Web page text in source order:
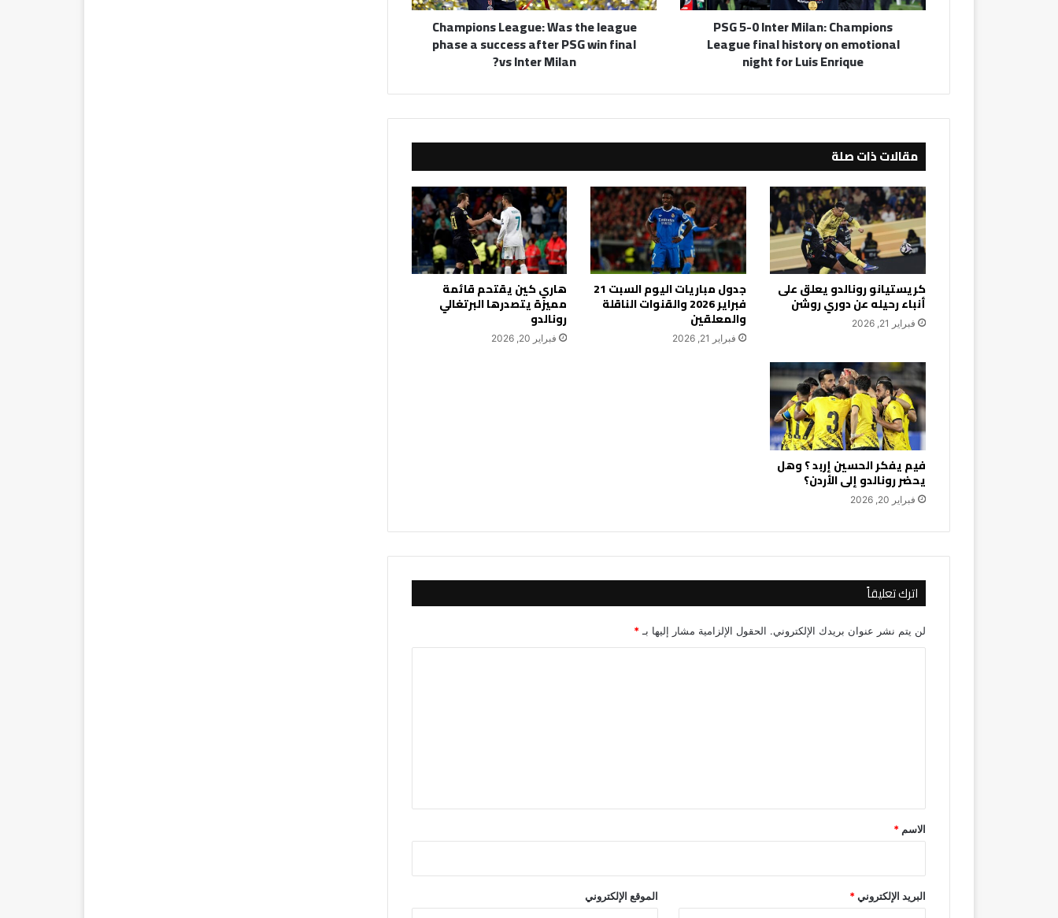
history
emotional
PSG 5-0 Inter Milan: Champions
League final history on emotional
night for Luis Enrique
after
Champions League: Was the league
phase a success after PSG win final
vs Inter Milan?
مقالات ذات صلة
كريستيانو رونالدو يعلق على
أنباء رحيله عن دوري روشن
فبراير 21, 2026
جدول مباريات اليوم السبت 21
فبراير 2026 والقنوات الناقلة
والمعلقين
فبراير 21, 2026
هاري كين يقتحم قائمة
مميزة يتصدرها البرتغالي
رونالدو
فبراير 20, 2026
فيم يفكر الحسين إربد ؟ وهل
يحضر رونالدو إلى الأردن؟
فبراير 20, 2026
اترك تعليقاً
لن يتم نشر عنوان بريدك الإلكتروني. الحقول الإلزامية مشار إليها بـ *
*
الاسم *
البريد الإلكتروني* الموقع الإلكتروني